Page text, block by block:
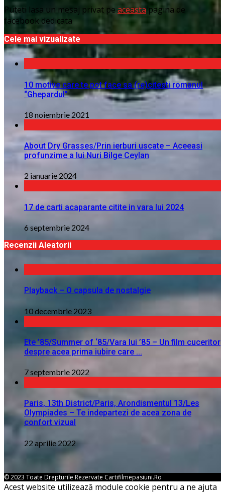
Puteti lasa un mesaj privat pe aceasta pagina de
facebook dedicata
Cele mai vizualizate
10 motive care te pot face sa (re)citesti romanul
“Ghepardul”
18 noiembrie 2021
About Dry Grasses/Prin ierburi uscate – Aceeasi
profunzime a lui Nuri Bilge Ceylan
2 ianuarie 2024
17 de carti acaparante citite in vara lui 2024
6 septembrie 2024
Recenzii Aleatorii
Playback – O capsula de nostalgie
10 decembrie 2023
Ete ’85/Summer of ‘85/Vara lui ’85 – Un film cuceritor
despre acea prima iubire care ...
7 septembrie 2022
Paris, 13th District/Paris, Arondismentul 13/Les
Olympiades – Te indepartezi de acea zona de
confort vizual
22 aprilie 2022
© 2023 Toate Drepturile Rezervate Cartifilmepasiuni.ro
Acest website utilizează module cookie pentru a ne ajuta